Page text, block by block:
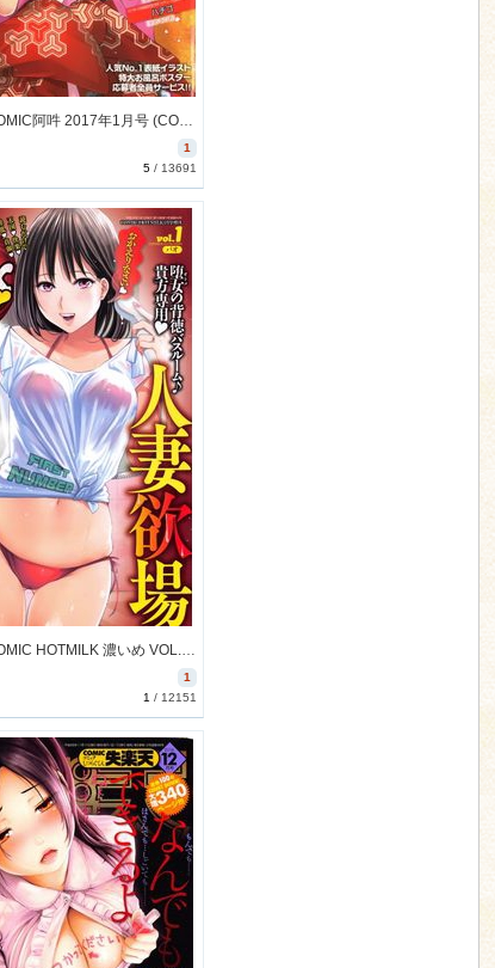
[2016-11-28] COMIC阿吽 2017年1月号 (COMIC Aun 2017-1)
1
5 / 13691
[2016-11-21] COMIC HOTMILK 濃いめ VOL.1 COMIC HOTMILK 2017年1月号増刊
1
1 / 12151